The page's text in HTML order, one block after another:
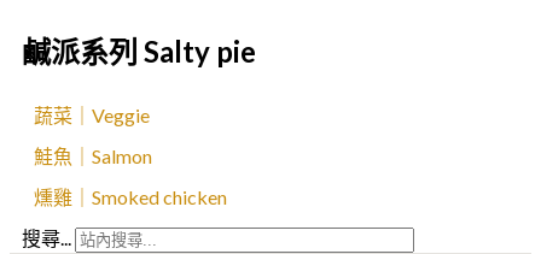
鹹派系列 Salty pie
蔬菜｜Veggie
鮭魚｜Salmon
燻雞｜Smoked chicken
搜尋...